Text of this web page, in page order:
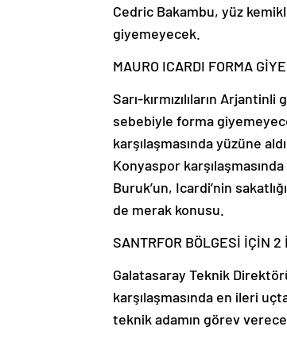
Cedric Bakambu, yüz
giyemeyecek.
MAURO ICARDI FORMA
Sarı-kırmızılıların
sebebiyle forma
karşılaşmasında yüzüne
Konyaspor
Buruk’un, Icardi’nin
de merak konusu.
SANTRFOR BÖLGESİ İÇİN 2
Galatasaray Teknik
karşılaşmasında en ileri
teknik adamın görev